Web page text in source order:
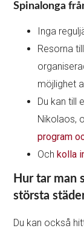
Spinalonga
Inga
Resorna
möjlighet
Du kan till
Nikolaos,
program
Ochkolla
Hur tar man
största
Du kan också